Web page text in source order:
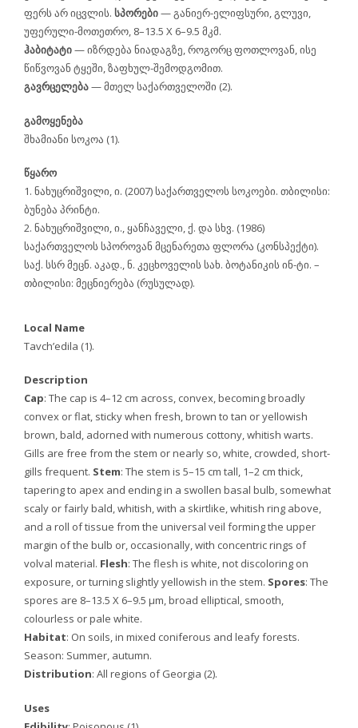
ფერს არ იცვლის. სპორები— განიერ-ელიფსური, გლუვი,
უფერული-მოთეთრო, 8–13.5 X 6–9.5 მკმ.
ჰაბიტატი— იზრდება ნიადაგზე, როგორც ფოთლოვან, ისე
წიწვოვან ტყეში, ზაფხულ-შემოდგომით.
გავრცელება— მთელ საქართველოში (2).
გამოყენება
შხამიანი სოკოა (1).
წყარო
1. ნახუცრიშვილი, ი. (2007) საქართველოს სოკოები. თბილისი:
ბუნება პრინტი.
2. ნახუცრიშვილი, ი., ყანჩაველი, ქ. და სხვ. (1986)
საქართველოს სპოროვან მცენარეთა ფლორა (კონსპექტი).
საქ. სსრ მეცნ. აკად., ნ. კეცხოველის სახ. ბოტანიკის ინ-ტი. –
თბილისი: მეცნიერება (რუსულად).
Local Name
Tavch’edila (1).
Description
Cap: The cap is 4–12 cm across, convex, becoming broadly
convex or flat, sticky when fresh, brown to tan or yellowish
brown, bald, adorned with numerous cottony, whitish warts.
Gills are free from the stem or nearly so, white, crowded, short-
gills frequent. Stem: The stem is 5–15 cm tall, 1–2 cm thick,
tapering to apex and ending in a swollen basal bulb, somewhat
scaly or fairly bald, whitish, with a skirtlike, whitish ring above,
and a roll of tissue from the universal veil forming the upper
margin of the bulb or, occasionally, with concentric rings of
volval material. Flesh: The flesh is white, not discoloring on
exposure, or turning slightly yellowish in the stem. Spores: The
spores are 8–13.5 X 6–9.5 µm, broad elliptical, smooth,
colourless or pale white.
Habitat: On soils, in mixed coniferous and leafy forests.
Season: Summer, autumn.
Distribution: All regions of Georgia (2).
Uses